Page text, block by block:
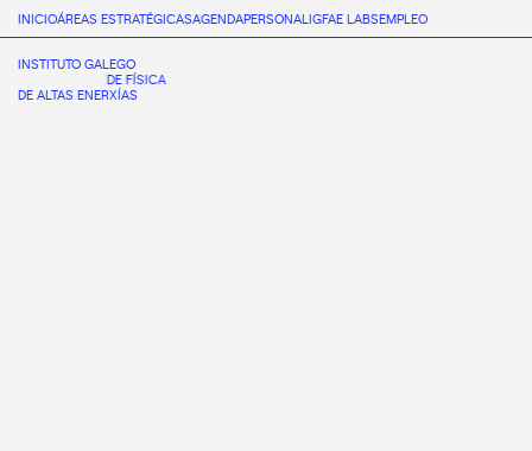
INICIOÁREAS ESTRATÉGICASAGENDAPERSONALIGFAE LABSEMPLEO
INSTITUTO GALEGO
DE FÍSICA
DE ALTAS ENERXÍAS